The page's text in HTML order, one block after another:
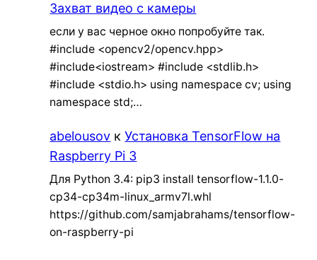
Захват видео с камеры
если у вас черное окно попробуйте так.
#include <opencv2/opencv.hpp>
#include<iostream> #include <stdlib.h>
#include <stdio.h> using namespace cv; using
namespace std;…
abelousov кУстановка TensorFlow на
Raspberry Pi 3
Для Python 3.4: pip3 install tensorflow-1.1.0-
cp34-cp34m-linux_armv7l.whl
https://github.com/samjabrahams/tensorflow-
on-raspberry-pi